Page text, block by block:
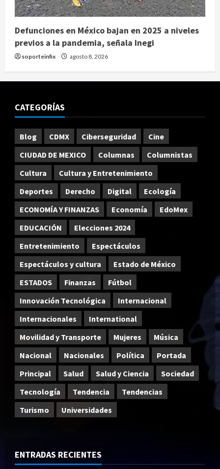
Defunciones en México bajan en 2025 a niveles
previos a la pandemia, señala Inegi
soporteinfix agosto 8, 2026
CATEGORÍAS
Blog CDMX Ciberseguridad
Cine
CIUDAD DE MEXICO
Columnas
Columnistas
Cultura
Cultura y Entretenimiento
Deportes
Derecho Digital
Ecología
ECONOMÍA Y FINANZAS
Economía
EdoMex
EDUCACIÓN
Elecciones 2024
Entretenimiento
Espectáculos
Espectáculos y cultura
Estado de México
ESTADOS
Finanzas
Fútbol
Innovación Tecnológica
Internacional
Internacionales
International
Movilidad y Transporte
Mujeres
Música
Nacional
Nacionales Política
Portada
Principal
Salud Salud y Ciencia
Sociedad
Tecnología
Tendencia
Tendencias
Turismo
Universidades
ENTRADAS RECIENTES